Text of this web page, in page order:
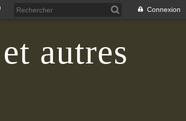
Connexion
autres